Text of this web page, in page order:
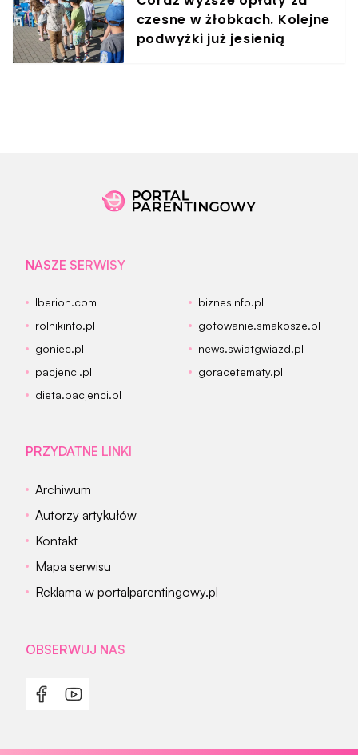
czesne w żłobkach. Kolejne
podwyżki już jesienią
NASZE SERWISY
Iberion.com
biznesinfo.pl
rolnikinfo.pl
gotowanie.smakosze.pl
goniec.pl
news.swiatgwiazd.pl
pacjenci.pl
goracetematy.pl
dieta.pacjenci.pl
PRZYDATNE LINKI
Archiwum
Autorzy artykułów
Kontakt
Mapa serwisu
Reklama w portalparentingowy.pl
OBSERWUJ NAS